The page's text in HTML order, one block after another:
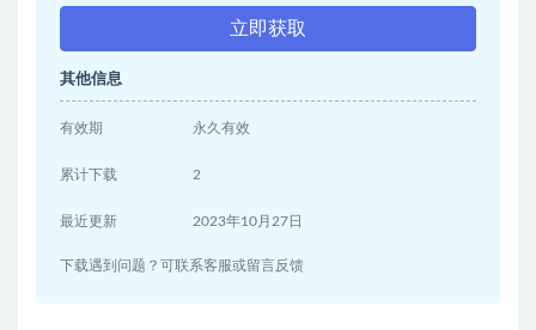
立即获取
其他信息
有效期 永久有效
累计下载 2
最近更新 2023年10月27日
下载遇到问题？可联系客服或留言反馈